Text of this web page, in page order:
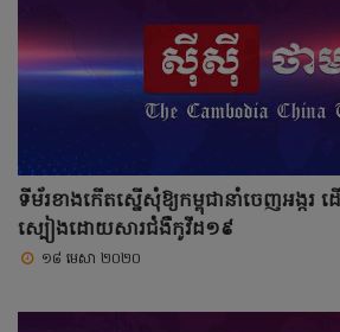
ទីម័រខាងកើតស្នើសុំឱ្យកម្ពុជានាំចេញអង្ករ ដ
ស្បៀងដោយសារជំងឺកូវីដ១៩
១៨ មេសា ២០២០